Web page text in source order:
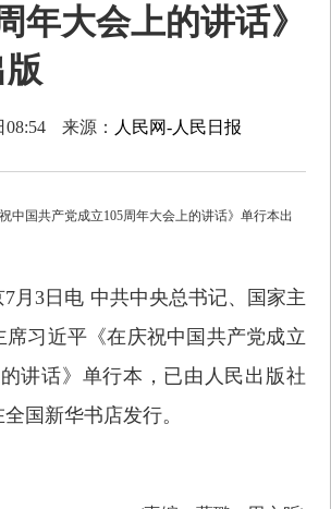
年大会上的讲话》
08:54 来源： 人民网-人民日报
中国共产党成立105周年大会上的讲话》单行本出
7月3日电 中共中央总书记、国家主
席习近平《在庆祝中国共产党成立
讲话》单行本，已由人民出版社
国新华书店发行。